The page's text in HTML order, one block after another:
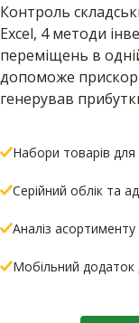
Контроль
Excel, 4 методи
переміщень в
допоможе
генерував
Набори товарів
Серійний облік та
Аналіз асортименту
Мобільний додаток